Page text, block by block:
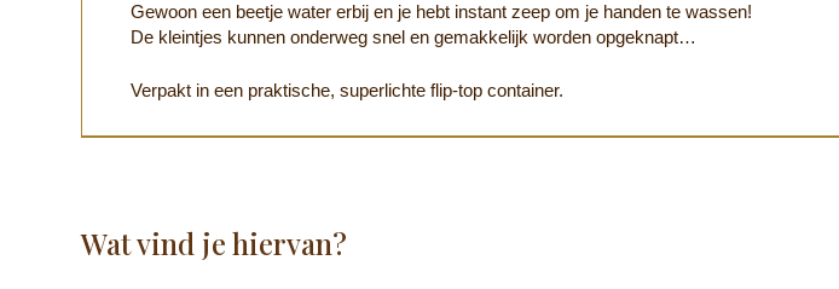
Gewoon een beetje water erbij en je hebt instant zeep om je handen te wassen!
De kleintjes kunnen onderweg snel en gemakkelijk worden opgeknapt…
Verpakt in een praktische, superlichte flip-top container.
Wat vind je hiervan?